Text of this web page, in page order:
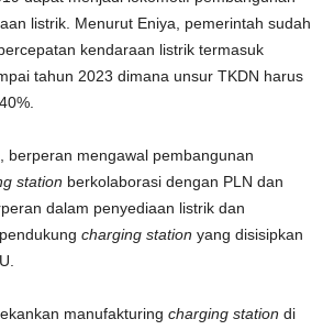
listrik. Menurut Eniya, pemerintah sudah
kendaraan listrik termasuk
tahun 2023 dimana unsur TKDN harus
berperan mengawal pembangunan
station berkolaborasi dengan PLN dan
dalam penyediaan listrik dan
charging station yang disisipkan
manufakturing charging station di